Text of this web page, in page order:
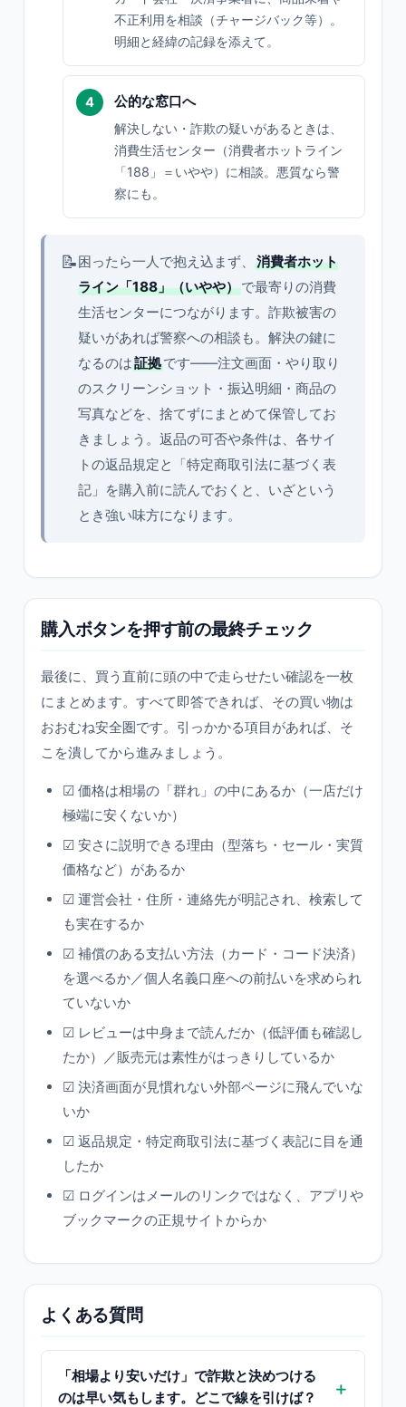
不正利用を相談（チャージバック等）。
明細と経緯の記録を添えて。
公的な窓口へ
解決しない・詐欺の疑いがあるときは、
消費生活センター（消費者ホットライン
「188」＝いやや）に相談。悪質なら警
察にも。
📝困ったら一人で抱え込まず、
消費者ホット
ライン「188」（いやや）で最寄りの消費
生活センターにつながります。詐欺被害の
疑いがあれば警察への相談も。解決の鍵に
なるのは証拠です——注文画面・やり取り
のスクリーンショット・振込明細・商品の
写真などを、捨てずにまとめて保管してお
きましょう。返品の可否や条件は、各サイ
トの返品規定と「特定商取引法に基づく表
記」を購入前に読んでおくと、いざという
とき強い味方になります。
購入ボタンを押す前の最終チェック
最後に、買う直前に頭の中で走らせたい確認を一枚
にまとめます。すべて即答できれば、その買い物は
おおむね安全圏です。引っかかる項目があれば、そ
こを潰してから進みましょう。
☑ 価格は相場の「群れ」の中にあるか（一店だけ
極端に安くないか）
☑ 安さに説明できる理由（型落ち・セール・実質
価格など）があるか
☑ 運営会社・住所・連絡先が明記され、検索して
も実在するか
☑ 補償のある支払い方法（カード・コード決済）
を選べるか／個人名義口座への前払いを求められ
ていないか
☑ レビューは中身まで読んだか（低評価も確認し
たか）／販売元は素性がはっきりしているか
☑ 決済画面が見慣れない外部ページに飛んでいな
いか
☑ 返品規定・特定商取引法に基づく表記に目を通
したか
☑ ログインはメールのリンクではなく、アプリや
ブックマークの正規サイトからか
よくある質問
「相場より安いだけ」で詐欺と決めつける
のは早い気もします。どこで線を引けば？